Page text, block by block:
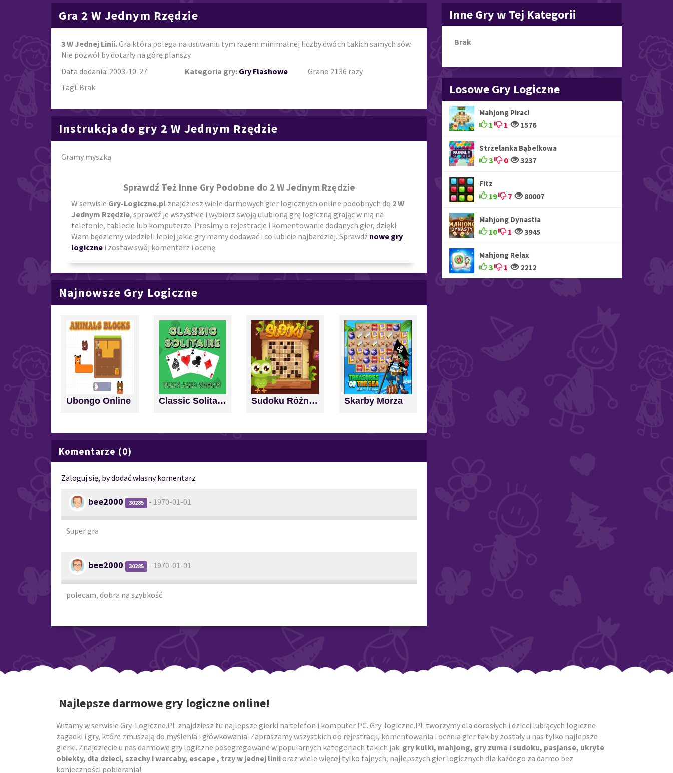
Inne Gry w Tej Kategorii
Brak
Losowe Gry Logiczne
Mahjong Piraci
1 1 1576
Strzelanka Bąbelkowa
3 0 3237
Fitz
19 7 80007
Mahjong Dynastia
10 1 3945
Mahjong Relax
3 1 2212
Gra 2 W Jednym Rzędzie
3 W Jednej Linii.Gra która polega na usuwaniu tym razem minimalnej liczby dwóch takich samych sów.
Nie pozwól by dotarły na górę planszy.
Data dodania: 2003-10-27
Kategoria gry: Gry Flashowe
Grano 2136 razy
Tagi: Brak
Instrukcja do gry 2 W Jednym Rzędzie
Gramy myszką
Sprawdź Też Inne Gry Podobne do 2 W Jednym Rzędzie
W serwisie Gry-Logiczne.pl znajdziesz wiele darmowych gier logicznych online podobnych do 2 W
Jednym Rzędzie, sprawdź je wszystkie i wybierz swoją ulubioną grę logiczną grając w nią na
telefonie, tablecie lub komputerze. Prosimy o rejestracje i komentowanie dodanych gier, dzięki
Wam będziemy wiedzieli lepiej jakie gry mamy dodawać i co lubicie najbardziej. Sprawdź nowe gry
logiczne i zostaw swój komentarz i ocenę.
Najnowsze Gry Logiczne
Ubongo Online Classic Solitaire: Time and Score Sudoku Różne Poziomy Skarby Morza
Komentarze (0)
Zaloguj się, by dodać własny komentarz
bee2000 30285 - 1970-01-01
Super gra
bee2000 30285 - 1970-01-01
polecam, dobra na szybkość
Najlepsze darmowe gry logiczne online!
Witamy w serwisie Gry-Logiczne.PL znajdziesz tu najlepsze gierki na telefon i komputer PC. Gry-logiczne.PL tworzymy dla dorosłych i dzieci lubiących logiczne
zagadki i gry, które zmuszają do myślenia i główkowania. Zapraszamy wszystkich do rejestracji, komentowania i ocenia gier tak by zostały u nas tylko najlepsze
gierki. Znajdziecie u nas darmowe gry logiczne posegregowane w popularnych kategoriach takich jak: gry kulki, mahjong, gry zuma i sudoku, pasjanse, ukryte
obiekty, dla dzieci, szachy i warcaby, escape , trzy w jednej liniioraz wiele więcej tylko fajnych, najlepszych gier logicznych dla każdego za darmo bez
konieczności pobierania!